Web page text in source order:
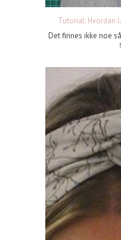
Tutorial: Hvordan
Det finnes ikke noe